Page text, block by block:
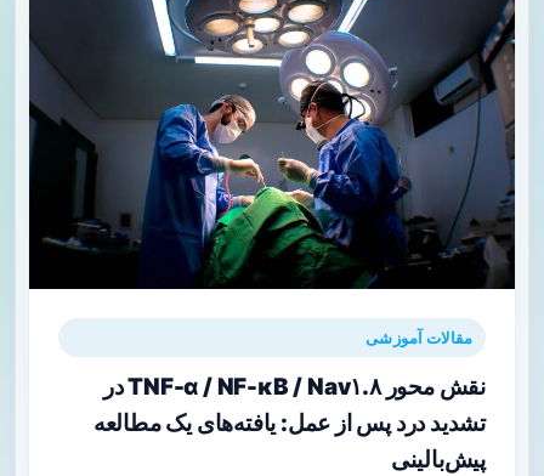
مقالات آموزشی
نقش محور TNF-α / NF-κB / Nav۱.۸ در
تشدید درد پس از عمل: یافته‌های یک مطالعه
پیش‌بالینی